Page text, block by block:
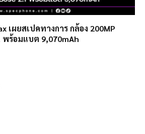
เผยสเปคทางการ กล้อง 200MP
พร้อมแบต 9,070mAh